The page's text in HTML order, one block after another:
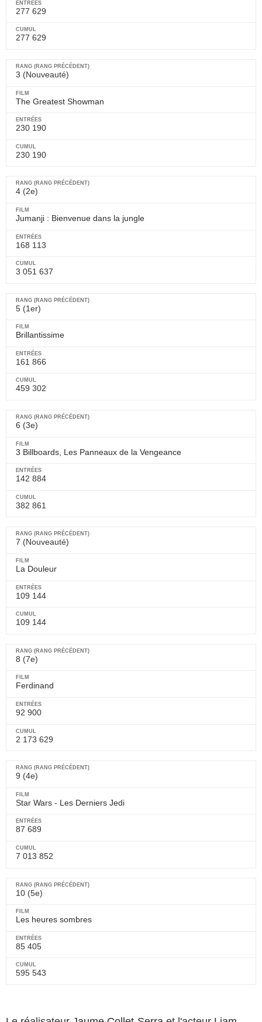
277 629
277 629
3 (Nouveauté)
The Greatest Showman
230 190
230 190
4 (2e)
Jumanji : Bienvenue dans la jungle
168 113
3 051 637
5 (1er)
Brillantissime
161 866
459 302
6 (3e)
3 Billboards, Les Panneaux de la Vengeance
142 884
382 861
7 (Nouveauté)
La Douleur
109 144
109 144
8 (7e)
Ferdinand
92 900
2 173 629
9 (4e)
Star Wars - Les Derniers Jedi
87 689
7 013 852
10 (5e)
Les heures sombres
85 405
595 543